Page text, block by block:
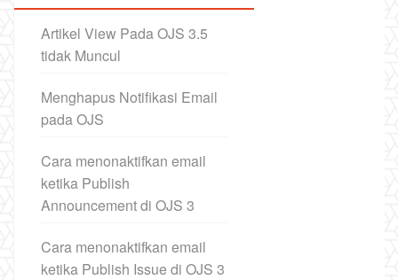
Artikel View Pada OJS 3.5
tidak Muncul
Menghapus Notifikasi Email
pada OJS
Cara menonaktifkan email
ketika Publish
Announcement di OJS 3
Cara menonaktifkan email
ketika Publish Issue di OJS 3